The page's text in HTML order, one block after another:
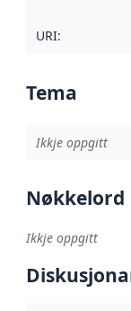
URI:
Tema
Ikkje oppgitt
Nøkkelord
Ikkje oppgitt